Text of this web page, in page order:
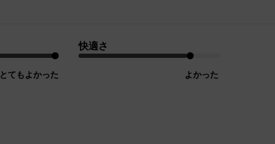
とてもよかった
快適さ
よかった